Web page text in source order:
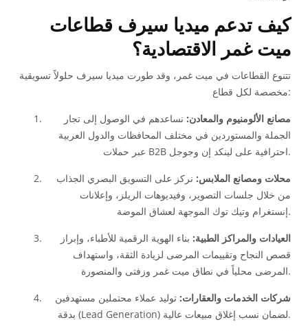
ميت غمر الاقتصادية؟
تتنوع القطاعات في ميت غمر، وقد طورت ميديا سيرف حلولاً تسويقية
مخصصة لكل قطاع:
مصانع الألومنيوم والمعادن: نساعدهم في الوصول إلى تجار
الجملة والمستوردين في مختلف المحافظات والدول العربية
عبر حملات B2B احترافية على لينكد إن وجوجل.
محلات ومصانع الملابس: نركز على التسويق البصري الجذاب
من خلال جلسات التصوير، وفيديوهات الريلز، وإعلانات
إنستغرام وتيك توك الموجهة لعشاق الموضة.
العيادات والمراكز الطبية: بناء الهوية الرقمية للأطباء، وإبراز
قصص النجاح وتقييمات المرضى لزيادة الثقة، واستهداف
المرضى محلياً في نطاق ميت غمر وزفتى والمنصورة.
شركات الخدمات والعقارات: توليد عملاء محتملين مستهدفين
بدقة (Lead Generation) لضمان نسب إغلاق مبيعات عالية.